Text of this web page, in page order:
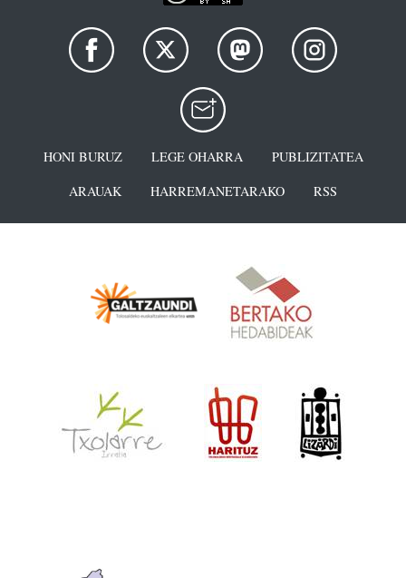
HONI BURUZ LEGE OHARRA
PUBLIZITATEA
ARAUAK
HARREMANETARAKO RSS